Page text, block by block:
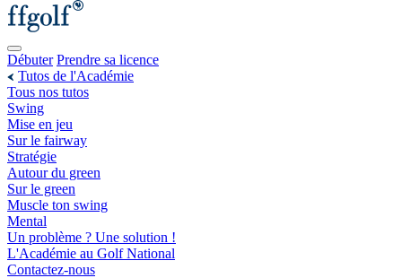
Débuter Prendre sa licence
Tutos de l'Académie
Tous nos tutos
Swing
Mise en jeu
Sur le fairway
Stratégie
Autour du green
Sur le green
Muscle ton swing
Mental
Un problème ? Une solution !
L'Académie au Golf National
Contactez-nous